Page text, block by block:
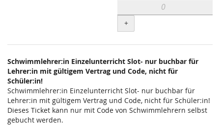
+
Schwimmlehrer:in Einzelunterricht Slot- nur buchbar für
Lehrer:in mit gültigem Vertrag und Code, nicht für
Schüler:in!
Schwimmlehrer:in Einzelunterricht Slot- nur buchbar für
Lehrer:in mit gültigem Vertrag und Code, nicht für Schüler:in!
Dieses Ticket kann nur mit Code von Schwimmlehrern selbst
gebucht werden.